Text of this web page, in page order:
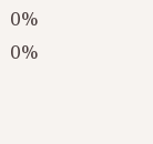
0%
0%